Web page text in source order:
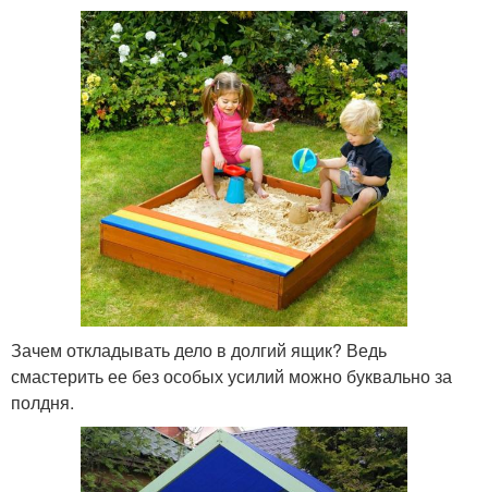
Зачем откладывать дело в долгий ящик? Ведь
смастерить ее без особых усилий можно буквально за
полдня.